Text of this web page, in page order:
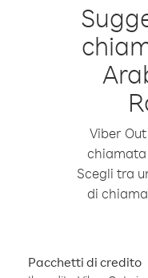
Viber
chiamata
Scegli tra
di
Pacchetti di credito